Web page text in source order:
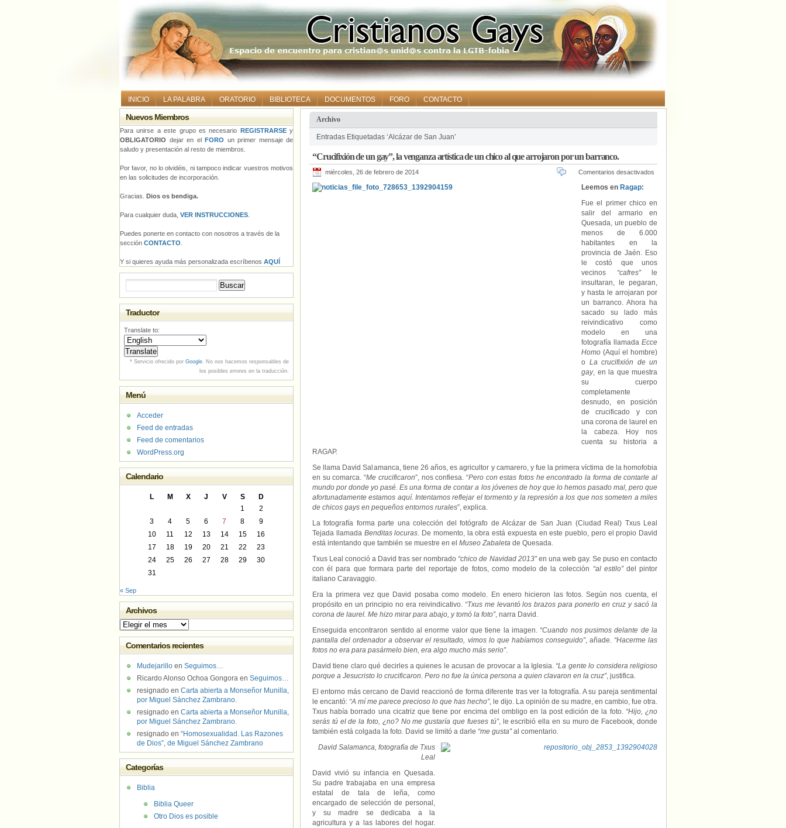
INICIO LA PALABRA ORATORIO BIBLIOTECA DOCUMENTOS FORO CONTACTO
Archivo
Entradas Etiquetadas ‘Alcázar de San Juan’
“Crucifixión de un gay”, la venganza artística de un chico al que arrojaron por un barranco.
miércoles, 26 de febrero de 2014 Comentarios desactivados
Leemos en Ragap:
Fue el primer chico en
salir del armario en
Quesada, un pueblo de
menos de 6.000
habitantes en la
provincia de Jaén. Eso
le costó que unos
vecinos
“cafres”le
insultaran, le pegaran,
y hasta le arrojaran por
un barranco. Ahora ha
sacado su lado más
reivindicativo como
modelo en una
fotografía llamada Ecce
Homo (Aquí el hombre)
o La crucifixión de un
gay, en la que muestra
su cuerpo
completamente
desnudo, en posición
de crucificado y con
una corona de laurel en
la cabeza. Hoy nos
cuenta su historia a
RAGAP.
Se llama David Salamanca, tiene 26 años, es agricultor y camarero, y fue la primera víctima de la homofobia
en su comarca. “Me crucificaron”, nos confiesa. “Pero con estas fotos he encontrado la forma de contarle al
mundo por donde yo pasé. Es una forma de contar a los jóvenes de hoy que lo hemos pasado mal, pero que
afortunadamente estamos aquí. Intentamos reflejar el tormento y la represión a los que nos someten a miles
de chicos gays en pequeños entornos rurales”, explica.
La fotografía forma parte una colección del fotógrafo de Alcázar de San Juan (Ciudad Real) Txus Leal
Tejada llamada Benditas locuras. De momento, la obra está expuesta en este pueblo, pero el propio David
está intentando que también se muestre en el Museo Zabaleta de Quesada.
Txus Leal conoció a David tras ser nombrado “chico de Navidad 2013”en una web gay. Se puso en contacto
con él para que formara parte del reportaje de fotos, como modelo de la colección “al estilo”del pintor
italiano Caravaggio.
Era la primera vez que David posaba como modelo. En enero hicieron las fotos. Según nos cuenta, el
propósito en un principio no era reivindicativo. “Txus me levantó los brazos para ponerlo en cruz y sacó la
corona de laurel. Me hizo mirar para abajo, y tomó la foto”, narra David.
Enseguida encontraron sentido al enorme valor que tiene la imagen. “Cuando nos pusimos delante de la
pantalla del ordenador a observar el resultado, vimos lo que habíamos conseguido”, añade. “Hacerme las
fotos no era para pasármelo bien, era algo mucho más serio”.
David tiene claro qué decirles a quienes le acusan de provocar a la Iglesia. “La gente lo considera religioso
porque a Jesucristo lo crucificaron. Pero no fue la única persona a quien clavaron en la cruz”, justifica.
El entorno más cercano de David reaccionó de forma diferente tras ver la fotografía. A su pareja sentimental
le encantó: “A mí me parece precioso lo que has hecho”, le dijo. La opinión de su madre, en cambio, fue otra.
Txus había borrado una cicatriz que tiene por encima del ombligo en la post edición de la foto. “Hijo, ¿no
serás tú el de la foto, ¿no? No me gustaría que fueses tú”, le escribió ella en su muro de Facebook, donde
también está colgada la foto. David se limitó a darle “me gusta”al comentario.
David Salamanca, fotografía de Txus
Leal
David vivió su infancia en Quesada.
Su padre trabajaba en una empresa
estatal de tala de leña, como
encargado de selección de personal,
y su madre se dedicaba a la
agricultura y a las labores del hogar.
Nuevos Miembros
Para unirse a este grupo es necesario REGISTRARSEy
OBLIGATORIO dejar en el FORO un primer mensaje de
saludo y presentación al resto de miembros.
Por favor, no lo olvidéis, ni tampoco indicar vuestros motivos
en las solicitudes de incorporación.
Gracias. Dios os bendiga.
Para cualquier duda, VER INSTRUCCIONES
Puedes ponerte en contacto con nosotros a través de la
sección CONTACTO
Y si quieres ayuda más personalizada escríbenos AQUÍ
Traductor
Translate to:
* Servicio ofrecido por Google. No nos hacemos responsables de
los posibles errores en la traducción.
Menú
Acceder
Feed de entradas
Feed de comentarios
WordPress.org
Calendario
L M X J V S
D
1
2
3
4 5 6 7 8
9
10
11 12 13 14 15
16
17
18 19 20 21 22
23
24
25 26 27 28 29
30
31
« Sep
Archivos
Archivos
Comentarios recientes
Mudejarillo en Seguimos…
Ricardo Alonso Ochoa Gongora en Seguimos…
resignado en Carta abierta a Monseñor Munilla,
por Miguel Sánchez Zambrano.
resignado en Carta abierta a Monseñor Munilla,
por Miguel Sánchez Zambrano.
resignado en “Homosexualidad. Las Razones
de Dios”, de Miguel Sánchez Zambrano
Categorías
Biblia
Biblia Queer
Otro Dios es posible